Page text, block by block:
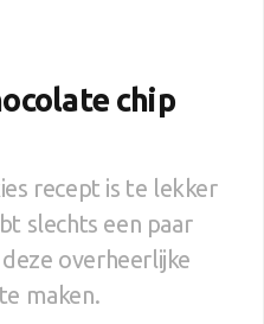
chip
recept is te lekker
slechts een paar
overheerlijke
maken.